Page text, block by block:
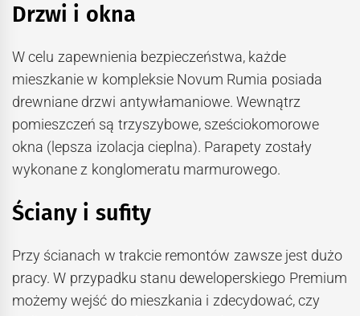
Drzwi i okna
W celu zapewnienia bezpieczeństwa, każde
mieszkanie w kompleksie Novum Rumia posiada
drewniane drzwi antywłamaniowe. Wewnątrz
pomieszczeń są trzyszybowe, sześciokomorowe
okna (lepsza izolacja cieplna). Parapety zostały
wykonane z konglomeratu marmurowego.
Ściany i sufity
Przy ścianach w trakcie remontów zawsze jest dużo
pracy. W przypadku stanu deweloperskiego Premium
możemy wejść do mieszkania i zdecydować, czy